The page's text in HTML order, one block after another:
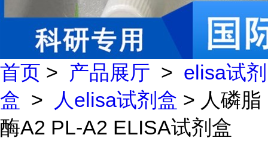
首页 > 产品展厅 > elisa试剂
盒 > 人elisa试剂盒 > 人磷脂
酶A2 PL-A2 ELISA试剂盒